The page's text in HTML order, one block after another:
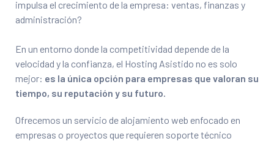
impulsa el crecimiento de la empresa: ventas, finanzas y
administración?
En un entorno donde la competitividad depende de la
velocidad y la confianza, el Hosting Asistido no es solo
mejor: es la única opción para empresas que valoran su
tiempo, su reputación y su futuro.
Ofrecemos un servicio de alojamiento web enfocado en
empresas o proyectos que requieren soporte técnico